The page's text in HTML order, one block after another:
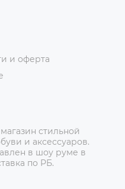
и оферта
стильной
и аксессуаров.
в шоу руме в
по РБ.